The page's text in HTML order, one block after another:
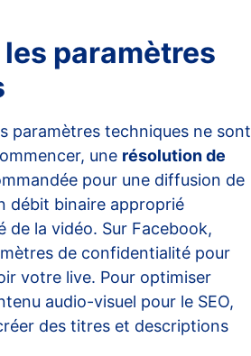
paramètres
paramètres techniques ne sont
une résolution de
pour une diffusion de
débit binaire approprié
de la vidéo. Sur Facebook,
de confidentialité pour
votre live. Pour optimiser
audio-visuel pour le SEO,
des titres et descriptions